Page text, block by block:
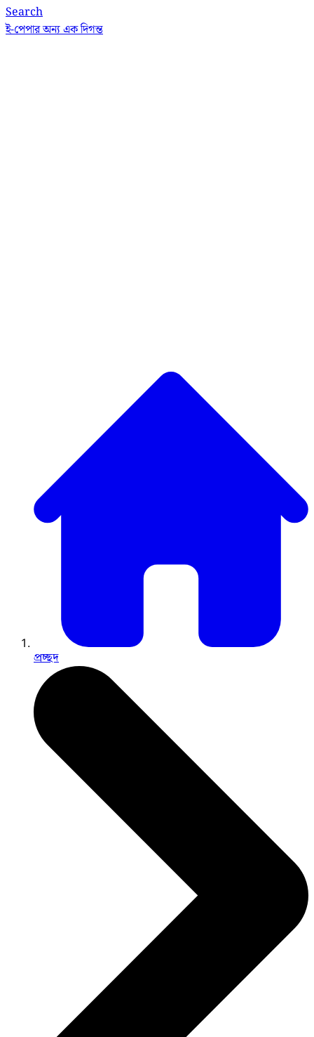
Search
ই-পেপারঅন্য এক দিগন্ত
প্রচ্ছদ